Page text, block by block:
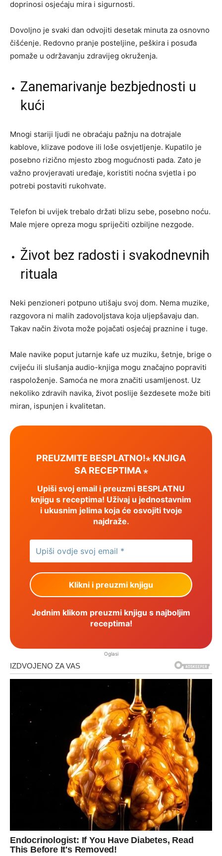
doprinosi osjećaju mira i sigurnosti.
Dovoljno je svaki dan odvojiti desetak minuta za osnovno
čišćenje. Redovno pranje posteljine, peškira i posuđa
pomaže u održavanju zdravijeg okruženja.
Zanemarivanje bezbjednosti u
kući
Mnogi stariji ljudi ne obraćaju pažnju na dotrajale
kablove, klizave podove ili loše osvjetljenje. Kupatilo je
posebno rizično mjesto zbog mogućnosti pada. Zato je
važno provjeravati uređaje, koristiti noćna svjetla i po
potrebi postaviti rukohvate.
Telefon bi uvijek trebalo držati blizu sebe, posebno noću.
Male mjere opreza mogu spriječiti ozbiljne nezgode.
Život bez radosti i svakodnevnih
rituala
Neki penzioneri potpuno utišaju svoj dom. Nema muzike,
razgovora ni malih zadovoljstava koja uljepšavaju dan.
Takav način života može pojačati osjećaj praznine i tuge.
Male navike poput jutarnje kafe uz muziku, šetnje, brige o
cvijeću ili slušanja audio-knjiga mogu značajno popraviti
raspoloženje. Samoća ne mora značiti usamljenost. Uz
nekoliko zdravih navika, život poslije šezdesete može biti
miran, ispunjen i kvalitetan.
PREUZMITE BESPLATNO!⋆ KNJIGA
SA RECEPTIMA ⋆
Upiši svoj email i preuzmi BESPLATNU
knjigu s receptima! Uživaj u jednostavnim
i ukusnim jelima koja će osvojiti tvoje
najdraže.
Jednim klikom preuzmi knjigu s najboljim
receptima!
Oglasi